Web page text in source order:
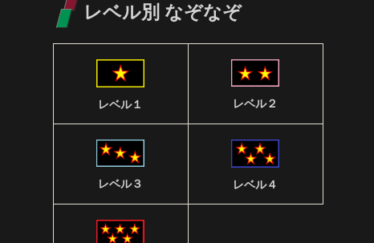
レベル別 なぞなぞ
レベル１ レベル２
レベル３ レベル４